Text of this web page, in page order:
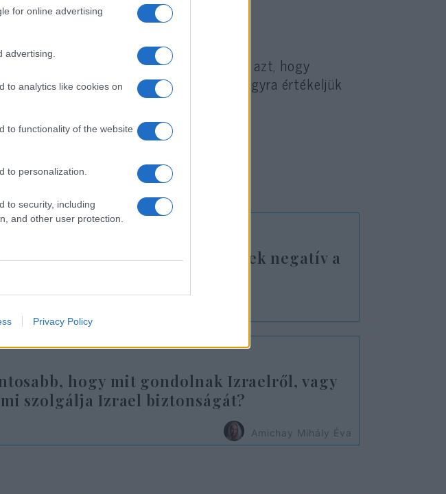
for online advertising
advertising.
to analytics like cookies on
to functionality of the website
to personalization.
to security, including
and other user protection.
Privacy Policy
a határozott támogatást és azt, hogy
a kihívásokkal teli időkben. Nagyra értékeljük
kedves barátom”
A magyarok többségének negatív a
hogy mit gondolnak Izraelről, vagy
szolgálja Izrael biztonságát?
Amichay Mihály Éva